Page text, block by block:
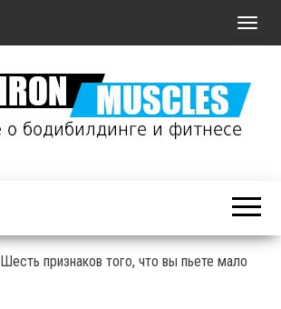
П
к
а
ь
/
и фитнесе
Шесть признаков того, что вы пьете мало